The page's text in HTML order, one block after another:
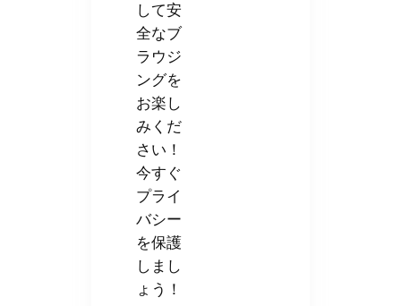
して安
全なブ
ラウジ
ングを
お楽し
みくだ
さい！
今すぐ
プライ
バシー
を保護
しまし
ょう！